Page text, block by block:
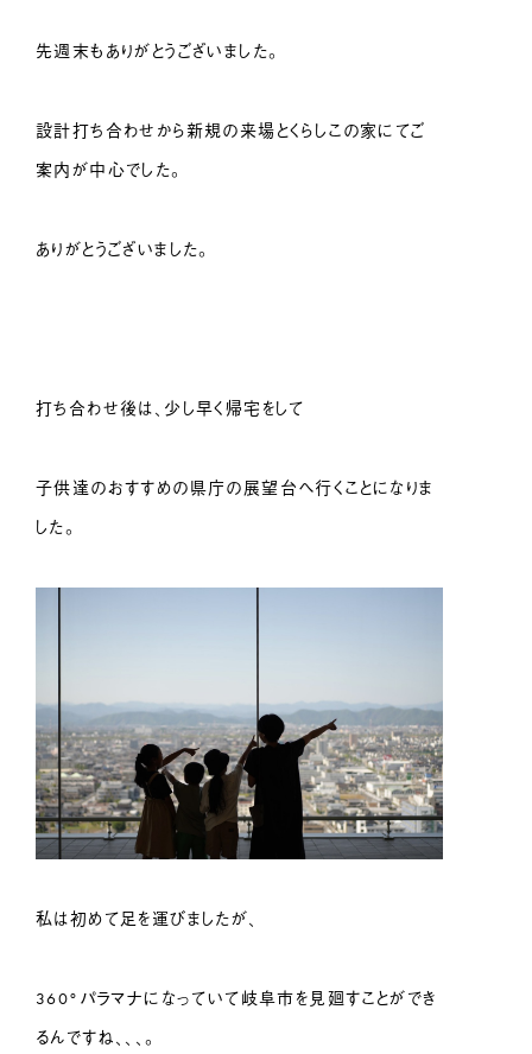
先週末もありがとうございました。
設計打ち合わせから新規の来場とくらしこの家にてご
案内が中心でした。
ありがとうございました。
打ち合わせ後は、少し早く帰宅をして
子供達のおすすめの県庁の展望台へ行くことになりま
した。
私は初めて足を運びましたが、
360°パラマナになっていて岐阜市を見廻すことができ
るんですね、、、。